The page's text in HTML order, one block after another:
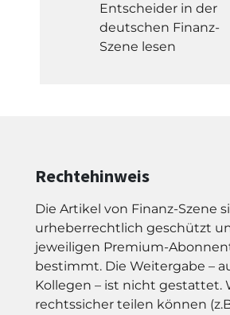
Entscheider in der
deutschen Finanz-
Szene lesen
Rechtehinweis
Die Artikel von Finanz-Szene
urheberrechtlich geschützt
jeweiligen Premium-
bestimmt. Die Weitergabe –
Kollegen – ist nicht gestattet.
rechtssicher teilen können